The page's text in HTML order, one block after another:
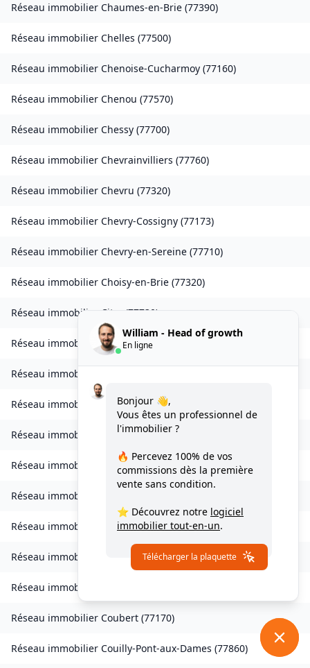
Réseau immobilier Chaumes-en-Brie (77390)
Réseau immobilier Chelles (77500)
Réseau immobilier Chenoise-Cucharmoy (77160)
Réseau immobilier Chenou (77570)
Réseau immobilier Chessy (77700)
Réseau immobilier Chevrainvilliers (77760)
Réseau immobilier Chevru (77320)
Réseau immobilier Chevry-Cossigny (77173)
Réseau immobilier Chevry-en-Sereine (77710)
Réseau immobilier Choisy-en-Brie (77320)
Réseau immobilier Citry (77730)
Réseau immobilierClaye-Souilly
Réseau immobilier
Réseau immobilier Cocherel(77440
Réseau immobilier Collégien(77090
Réseau immobilier Combs-la-Ville(77380)
Réseau immobilier
Réseau immobilier Conches-sur-Gondoire(77600
Réseau immobilier Condé-Sainte-Libiaire(77450)
Réseau immobilier
Réseau immobilier Coubert (77170)
Réseau immobilier Couilly-Pont-aux-Dames (77860)
William - Head of growth
En ligne
Bonjour 👋,
Vous êtes un professionnel de
l'immobilier ?
🔥 Percevez 100% de vos
commissions dès la première
vente sans condition.
⭐ Découvrez notre logiciel
immobilier tout-en-un.
Télécharger la plaquette